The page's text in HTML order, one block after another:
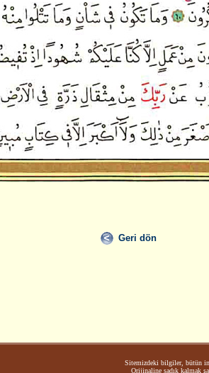
Geri dön
Sitemizdeki bilgiler, bütün
Orijinaline sadık kalmak